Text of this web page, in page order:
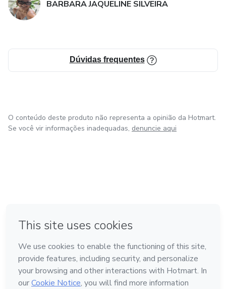
BARBARA JAQUELINE SILVEIRA
Dúvidas frequentes
O conteúdo deste produto não representa a opinião da Hotmart.
Se você vir informações inadequadas, denuncie aqui
Feito com ❤ na Cidade do México
Conheça a Hotmart